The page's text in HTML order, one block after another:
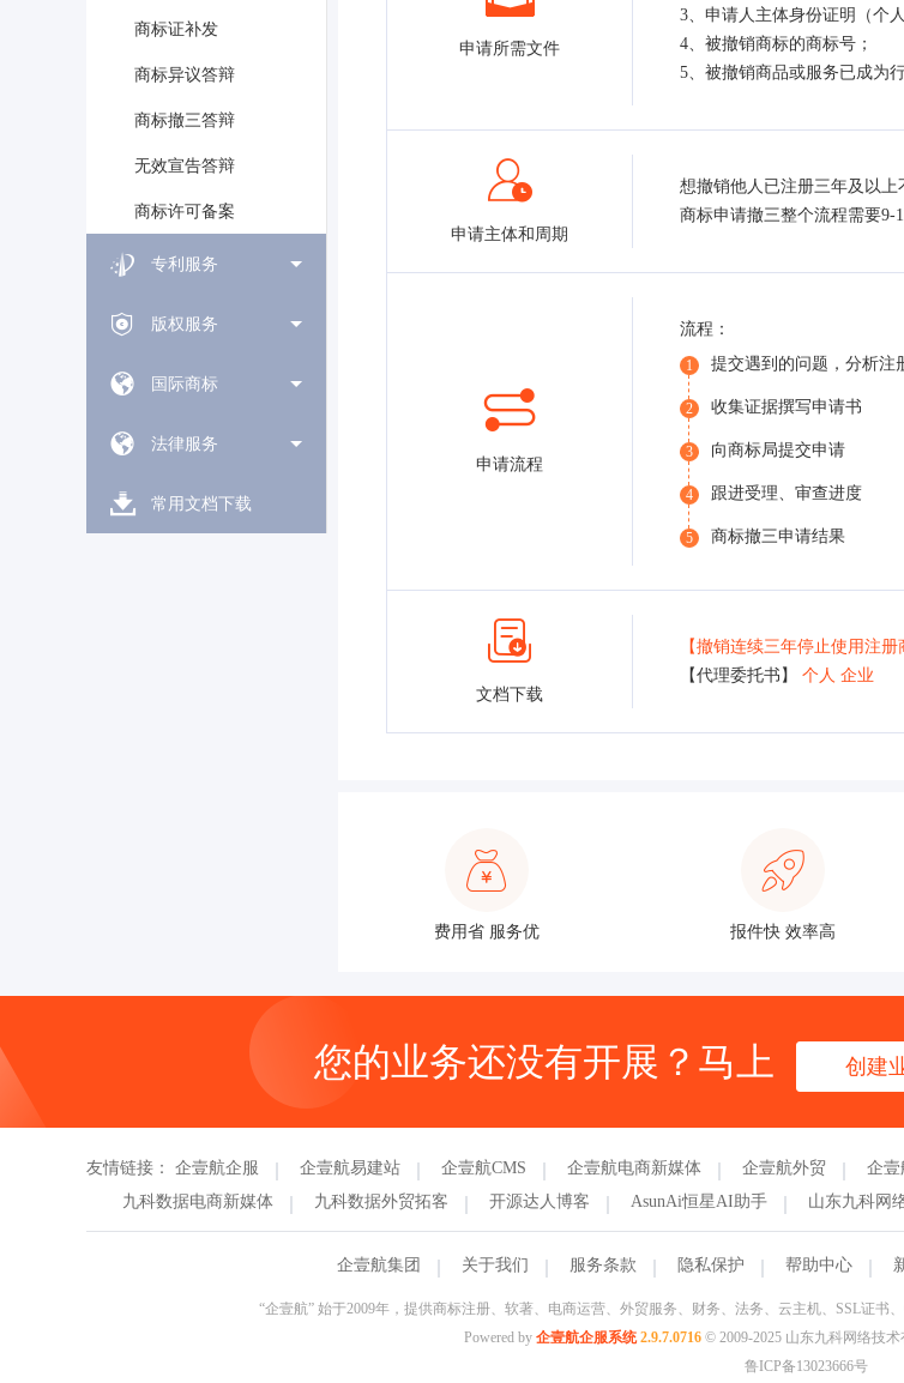
商标证补发
商标异议答辩
商标撤三答辩
无效宣告答辩
商标许可备案
专利服务
版权服务
国际商标
法律服务
常用文档下载
申请所需文件
3、申请人主体身份证明（个
4、被撤销商标的商标号；
5、被撤销商品或服务已成为
申请主体和周期
想撤销他人已注册三年及以
商标申请撤三整个流程需要9-
申请流程
流程：
1 提交遇到的问题，分析注
2 收集证据撰写申请书
3 向商标局提交申请
4 跟进受理、审查进度
5 商标撤三申请结果
文档下载
【撤销连续三年停止使用注册
【代理委托书】 个人 企业
费用省 服务优 报件快 效率高
您的业务还没有开展？马上 创建
友情链接： 企壹航企服 企壹航易建站 企壹航CMS 企壹航电商新媒体 企壹航外贸 企壹
九科数据电商新媒体
九科数据外贸拓客 开源达人博客 AsunAi恒星AI助手 山东九科网
企壹航集团 关于我们 服务条款 隐私保护 帮助中心
“企壹航” 始于2009年，提供商标注册、软著、电商运营、外贸服务、财务、法务、云主机、SSL证书
Powered by 企壹航企服系统 2.9.7.0716© 2009-2025 山东九科网络技术
鲁ICP备13023666号